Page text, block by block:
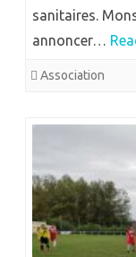
sanitaires.
annoncer…
Association